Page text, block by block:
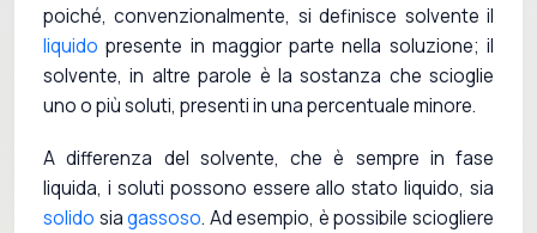
poiché, convenzionalmente, si definisce solvente il
liquido presente in maggior parte nella soluzione; il
solvente, in altre parole è la sostanza che scioglie
uno o più soluti, presenti in una percentuale minore.
A differenza del solvente, che è sempre in fase
liquida, i soluti possono essere allo stato liquido, sia
solido siagassoso. Ad esempio, è possibile sciogliere